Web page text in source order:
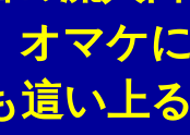
オマケ
這い上